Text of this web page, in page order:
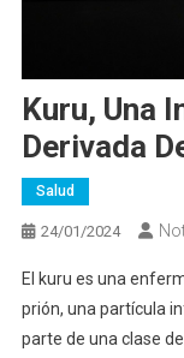
Kuru, Una
Derivada
Salud
24/01/2024
El kuru es una
prión, una partícula
parte de una clase